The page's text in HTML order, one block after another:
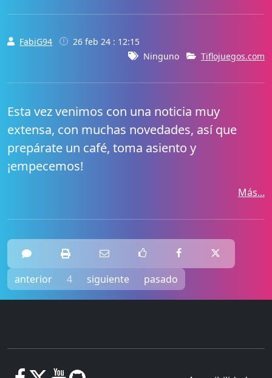
FabiG94
26 feb 24 : 12:15
Ninguno
Tiflojuegos.com
Esta vez venimos con una noticia muy
extensa, con muchas novedades, así que
prepárate un café, toma asiento y
¡empecemos!
Más...
anterior 4 siguiente pasado